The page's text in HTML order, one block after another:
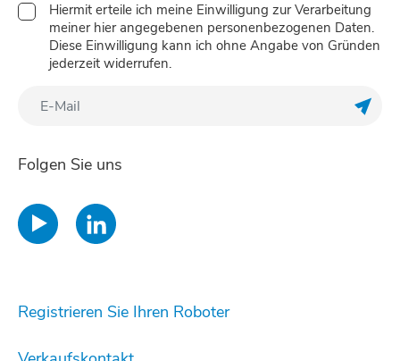
Hiermit erteile ich meine Einwilligung zur Verarbeitung
meiner hier angegebenen personenbezogenen Daten.
Diese Einwilligung kann ich ohne Angabe von Gründen
jederzeit widerrufen.
Folgen Sie uns
Registrieren Sie Ihren Roboter